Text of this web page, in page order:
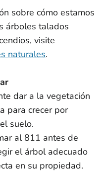
sobre cómo estamos
árboles talados
visite
naturales.
dar a la vegetación
para crecer por
suelo.
al 811 antes de
el árbol adecuado
en su propiedad.